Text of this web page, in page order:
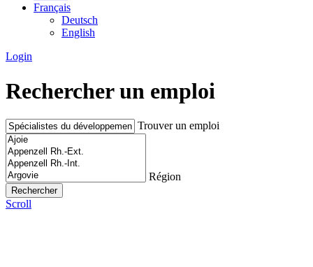
Français
Deutsch
English
Login
Rechercher un emploi
Trouver un emploi
Région
Scroll